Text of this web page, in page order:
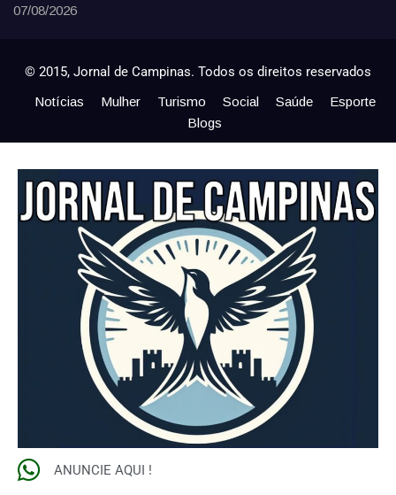
07/08/2026
© 2015, Jornal de Campinas. Todos os direitos reservados
Notícias Mulher Turismo Social Saúde
Esporte
Blogs
ANUNCIE AQUI !